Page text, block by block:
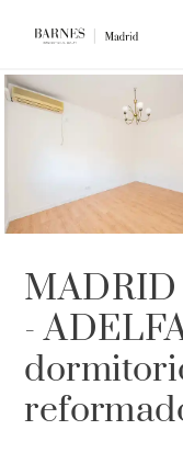
EXCLUSIVIDAD
MADRID
-